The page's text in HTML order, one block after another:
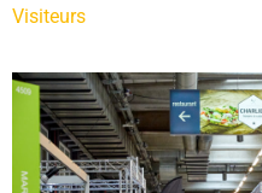
Visiteurs